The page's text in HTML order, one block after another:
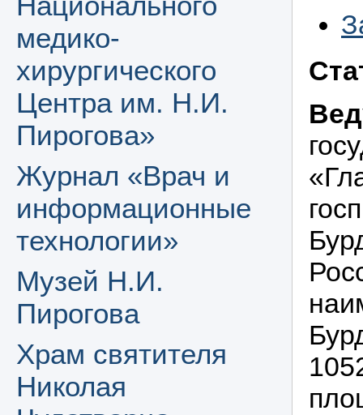
медико-
хирургического
Центра им. Н.И.
Пирогова»
Журнал «Врач и
информационные
технологии»
Музей Н.И.
Пирогова
Храм святителя
Николая